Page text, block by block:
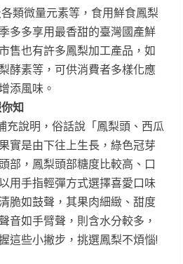
類微量元素等，食用鮮食鳳梨
多多享用最香甜的臺灣國產鮮
售也有許多鳳梨加工產品，如
酵素等，可供消費者多樣化應
添風味。
知
充說明，俗話說「鳳梨頭、西瓜
實是由下往上生長，綠色冠芽
部，鳳梨頭部糖度比較高、口
用手指輕彈方式選擇喜愛口味
脆如鼓聲，其果肉細緻、甜度
音如手臂聲，則含水分較多，
這些小撇步，挑選鳳梨不煩惱!